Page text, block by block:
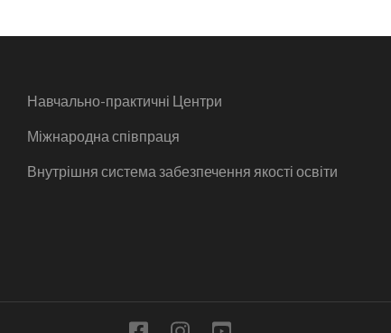
Навчально-практичні Центри
Міжнародна співпраця
Внутрішня система забезпечення якості освіти